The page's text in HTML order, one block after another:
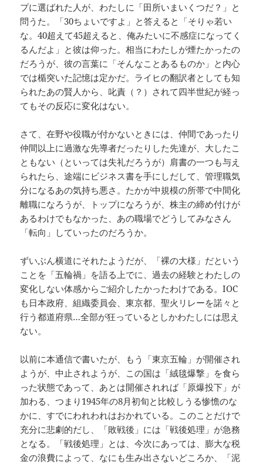
プに選ばれた人が、わたしに「田所いまいくつだ？」と
問うた。「30ちょいですよ」と答えると「そりゃ若い
な。40超えて45超えると、俺みたいに不感症になってく
るんだよ」と彼は仰った。相当にわたしが煙たかったの
だろうが、彼の言葉に「そんなことあるものか」と内心
では楯突いた記憶は定かだ。ライヒの翻訳者としても知
られたあの賢人から、叱責（？）されて四半世紀が経っ
てもその反応に変化はない。
さて、在野や役職が付かないときには、仲間であったり
仲間以上に過激な先導者だったりした先達が、大したこ
ともない（といっては失礼だろうが）肩書の一つも与え
られたら、途端にビジネス書を手にしだして、管理職気
分になるあの気持ち悪さ。たかが中規模の所帯で中間化
離職になろうが、トップになろうが、株主の締め付けが
あるわけでもなかった、あの職場でどうしてみなさん
「転向」していったのだろうか。
ずいぶん横道にそれたようだが、「裸の大様」だという
ことを「五輪禍」を語る上でに、過去の経験とわたしの
変化しない体感からご紹介したかったわけである。IOC
も日本政府、組織委員会、東京都、聖火リレーを諾々と
行う都道府県…全部が狂っているとしかわたしには思え
ない。
以前に本通信で書いたが、もう「東京五輪」が開催され
ようが、中止されようが、この国は「絨毯爆撃」を食ら
った状態であって、あとは開催されれば「原爆投下」が
加わる、つまり1945年の8月初旬と比較しうる惨憺のな
かに、すでにわれわれはおかれている。このことだけで
充分に悲劇的だし、「敗戦後」には「戦後処理」が急務
となる。「戦後処理」とは、今次にあっては、膨大な税
金の浪費によって、なにも生み出さないどころか、「泥